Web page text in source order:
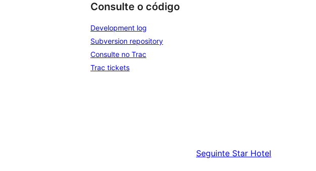
Consulte o código
Development log
Subversion repository
Consulte no Trac
Trac tickets
Seguinte Star Hotel